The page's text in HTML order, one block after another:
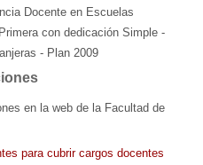
Docente en Escuelas
con dedicación Simple -
- Plan 2009
en la web de la Facultad de
para cubrir cargos docentes